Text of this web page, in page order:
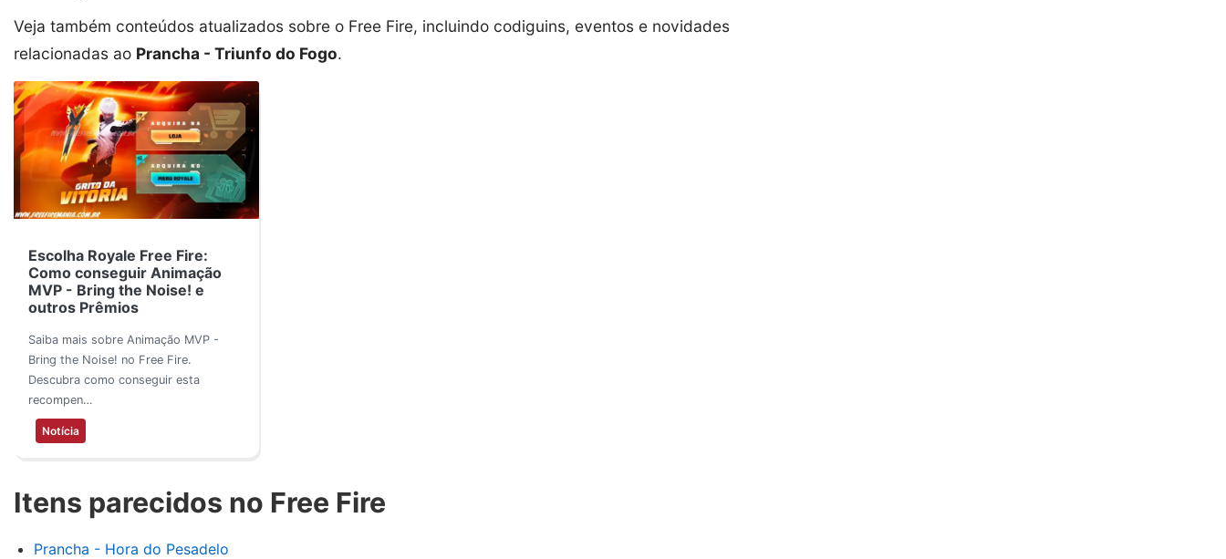
Veja também conteúdos atualizados sobre o Free Fire, incluindo codiguins, eventos e novidades
relacionadas ao Prancha - Triunfo do Fogo.
Escolha Royale Free Fire:
Como conseguir Animação
MVP - Bring the Noise! e
outros Prêmios
Saiba mais sobre Animação MVP -
Bring the Noise! no Free Fire.
Descubra como conseguir esta
recompen…
Notícia
Itens parecidos no Free Fire
Prancha - Hora do Pesadelo